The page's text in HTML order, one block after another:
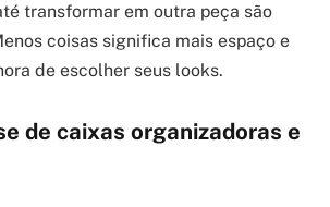
transformar em outra peça são
coisas significa mais espaço e
de escolher seus looks.
de caixas organizadoras e